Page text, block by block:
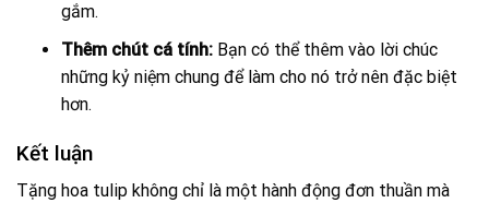
gắm.
Thêm chút cá tính:Bạn có thể thêm vào lời chúc
những kỷ niệm chung để làm cho nó trở nên đặc biệt
hơn.
Kết luận
Tặng hoa tulip không chỉ là một hành động đơn thuần mà